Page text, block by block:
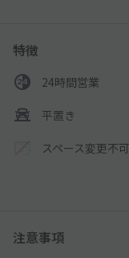
特徴
24時間営業
平置き
スペース変更不可
注意事項